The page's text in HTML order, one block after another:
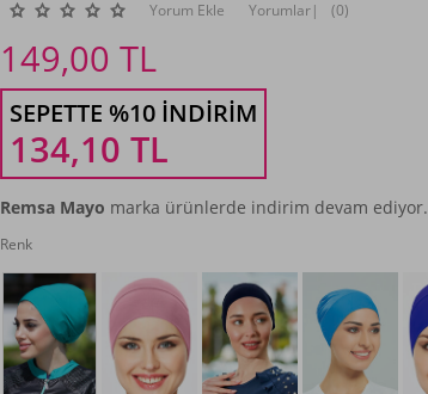
Yorum Ekle Yorumlar| (0)
149,00 TL
SEPETTE %10 İNDIRIM
134,10 TL
Remsa Mayo marka ürünlerde indirim devam ediyor.
Renk